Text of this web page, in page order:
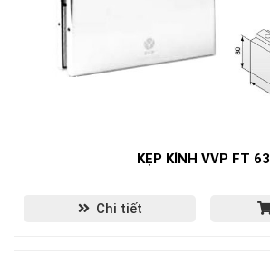
KẸP KÍNH VVP FT 63
Chi tiết